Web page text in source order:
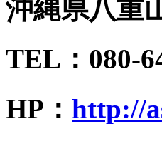
沖縄県八重
TEL：080-
HP： http://